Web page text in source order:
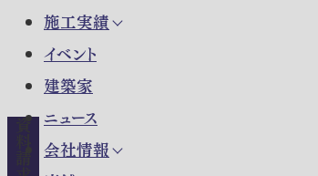
施工実績
イベント
建築家
ニュース
会社情報